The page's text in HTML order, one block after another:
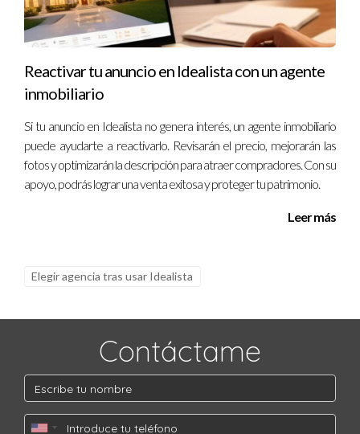
¿Puedo confiar plenamente en mi agente
inmobiliario?
Sí, siempre que elijas un profesional con buena reputación y
referencias comprobables. Un buen agente trabaja para ti y
paso hacia la venta exitosa comienza con una conversación
significativa. ¡Conéctate hoy mismo con Iraido Rodriguez!
Reactivar tu anuncio en Idealista con un agente
inmobiliario
Si tu anuncio en Idealista no genera interés, un agente inmobiliario
puede ayudarte a reactivarlo. Revisarán el precio, mejorarán las
fotos y optimizarán la descripción para atraer compradores. Con su
apoyo, podrás lograr una venta exitosa y proteger tu patrimonio.
Leer más
Elegir agencia tras usar Idealista
Contáctame